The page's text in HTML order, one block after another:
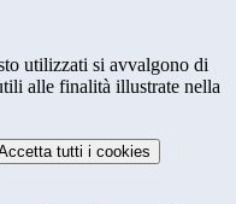
utilizzati si avvalgono di
alle finalità illustrate nella
tutti i cookies